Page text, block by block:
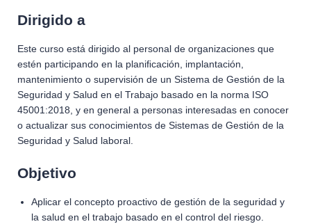
Dirigido a
Este curso está dirigido al personal de organizaciones que
estén participando en la planiﬁcación, implantación,
mantenimiento o supervisión de un Sistema de Gestión de la
Seguridad y Salud en el Trabajo basado en la norma ISO
45001:2018, y en general a personas interesadas en conocer
o actualizar sus conocimientos de Sistemas de Gestión de la
Seguridad y Salud laboral.
Objetivo
Aplicar el concepto proactivo de gestión de la seguridad y
la salud en el trabajo basado en el control del riesgo.